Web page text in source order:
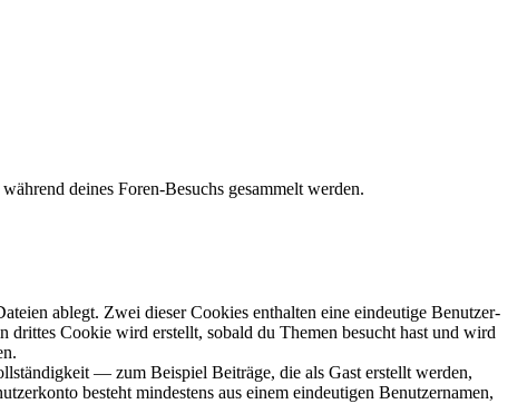
deines Foren-Besuchs gesammelt werden.
ablegt. Zwei dieser Cookies enthalten eine eindeutige Benutzer-
Cookie wird erstellt, sobald du Themen besucht hast und wird
— zum Beispiel Beiträge, die als Gast erstellt werden,
besteht mindestens aus einem eindeutigen Benutzernamen,